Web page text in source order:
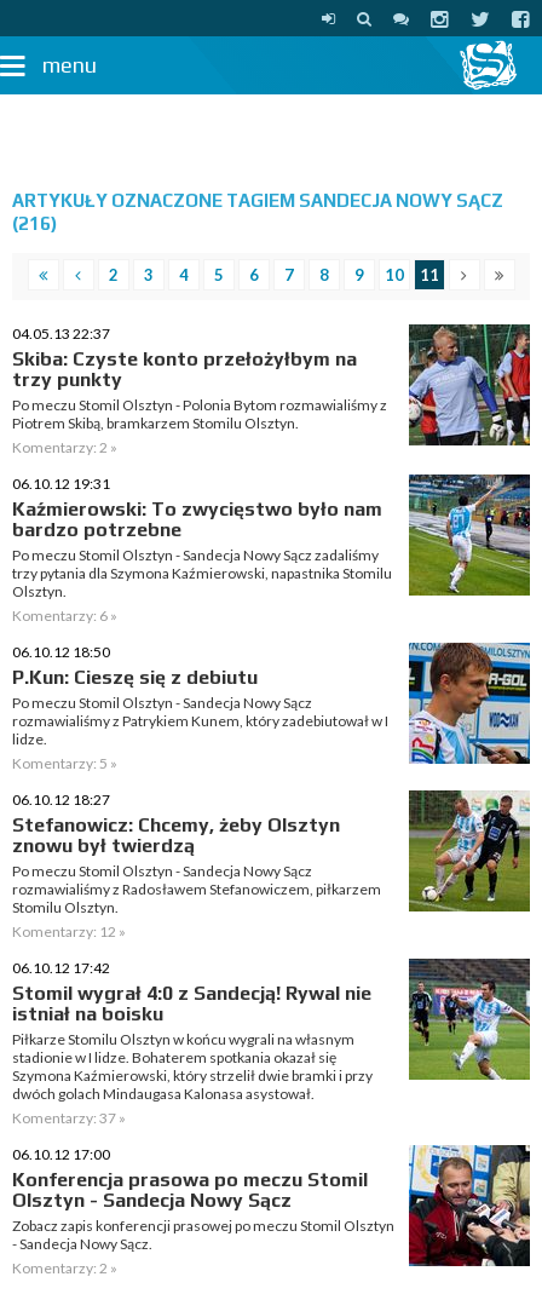
menu
ARTYKUŁY OZNACZONE TAGIEM SANDECJA NOWY SĄCZ
(216)
2 3 4 5 6 7 8 9 10 11
04.05.13 22:37
Skiba: Czyste konto przełożyłbym na
trzy punkty
Po meczu Stomil Olsztyn - Polonia Bytom rozmawialiśmy z
Piotrem Skibą, bramkarzem Stomilu Olsztyn.
Komentarzy: 2 »
06.10.12 19:31
Kaźmierowski: To zwycięstwo było nam
bardzo potrzebne
Po meczu Stomil Olsztyn - Sandecja Nowy Sącz zadaliśmy
trzy pytania dla Szymona Kaźmierowski, napastnika Stomilu
Olsztyn.
Komentarzy: 6 »
06.10.12 18:50
P.Kun: Cieszę się z debiutu
Po meczu Stomil Olsztyn - Sandecja Nowy Sącz
rozmawialiśmy z Patrykiem Kunem, który zadebiutował w I
lidze.
Komentarzy: 5 »
06.10.12 18:27
Stefanowicz: Chcemy, żeby Olsztyn
znowu był twierdzą
Po meczu Stomil Olsztyn - Sandecja Nowy Sącz
rozmawialiśmy z Radosławem Stefanowiczem, piłkarzem
Stomilu Olsztyn.
Komentarzy: 12 »
06.10.12 17:42
Stomil wygrał 4:0 z Sandecją! Rywal nie
istniał na boisku
Piłkarze Stomilu Olsztyn w końcu wygrali na własnym
stadionie w I lidze. Bohaterem spotkania okazał się
Szymona Kaźmierowski, który strzelił dwie bramki i przy
dwóch golach Mindaugasa Kalonasa asystował.
Komentarzy: 37 »
06.10.12 17:00
Konferencja prasowa po meczu Stomil
Olsztyn - Sandecja Nowy Sącz
Zobacz zapis konferencji prasowej po meczu Stomil Olsztyn
- Sandecja Nowy Sącz.
Komentarzy: 2 »